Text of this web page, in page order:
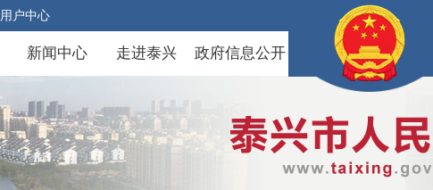
用户中心
新闻中心 走进泰兴 政府信息公开